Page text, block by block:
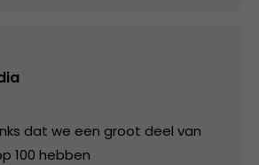
dat we een groot deel van
100 hebben